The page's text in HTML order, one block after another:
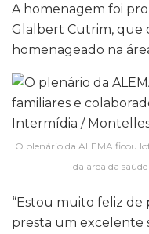
A homenagem foi
Glalbert Cutrim, que
homenageado na
O plenário da ALEMA ficou
da área da
“Estou muito feliz
presta um excelente